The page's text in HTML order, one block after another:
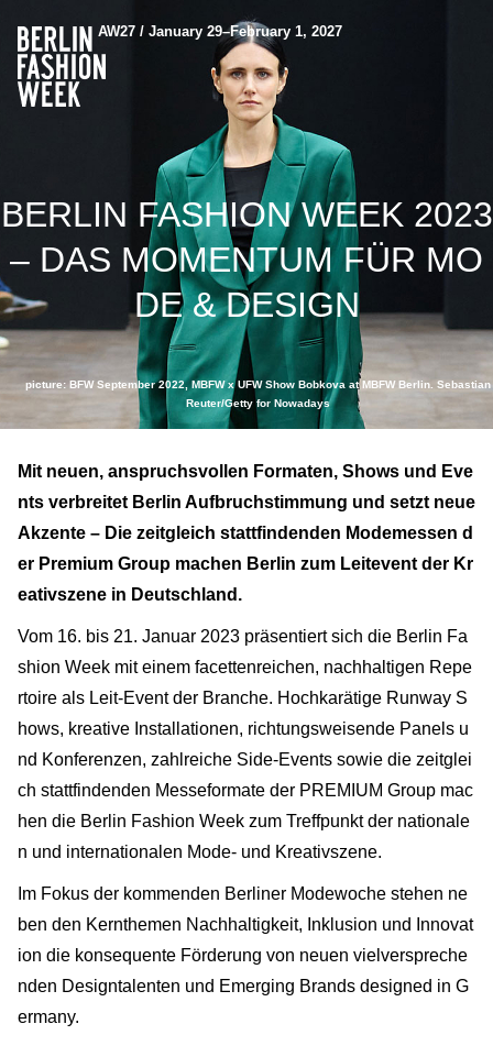
AW27 / January 29–February 1, 2027
BERLIN FASHION WEEK 2023
– DAS MOMENTUM FÜR MO
DE & DESIGN
picture: BFW September 2022, MBFW x UFW Show Bobkova at MBFW Berlin. Sebastian
Reuter/Getty for Nowadays
Mit neuen, anspruchsvollen Formaten, Shows und Eve
nts verbreitet Berlin Aufbruchstimmung und setzt neue
Akzente – Die zeitgleich stattfindenden Modemessen d
er Premium Group machen Berlin zum Leitevent der Kr
eativszene in Deutschland.
Vom 16. bis 21. Januar 2023 präsentiert sich die Berlin Fa
shion Week mit einem facettenreichen, nachhaltigen Repe
rtoire als Leit-Event der Branche. Hochkarätige Runway S
hows, kreative Installationen, richtungsweisende Panels u
nd Konferenzen, zahlreiche Side-Events sowie die zeitglei
ch stattfindenden Messeformate der PREMIUM Group mac
hen die Berlin Fashion Week zum Treffpunkt der nationale
n und internationalen Mode- und Kreativszene.
Im Fokus der kommenden Berliner Modewoche stehen ne
ben den Kernthemen Nachhaltigkeit, Inklusion und Innovat
ion die konsequente Förderung von neuen vielverspreche
nden Designtalenten und Emerging Brands designed in G
ermany.